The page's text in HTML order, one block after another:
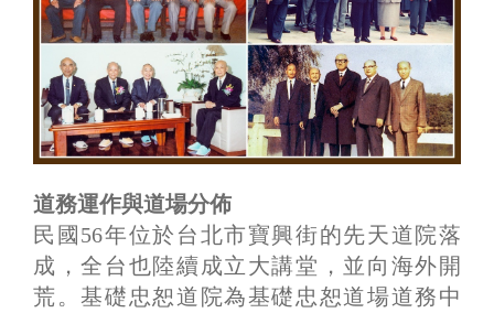
道務運作與道場分佈
民國56年位於台北市寶興街的先天道院落
成，全台也陸續成立大講堂，並向海外開
荒。基礎忠恕道院為基礎忠恕道場道務中